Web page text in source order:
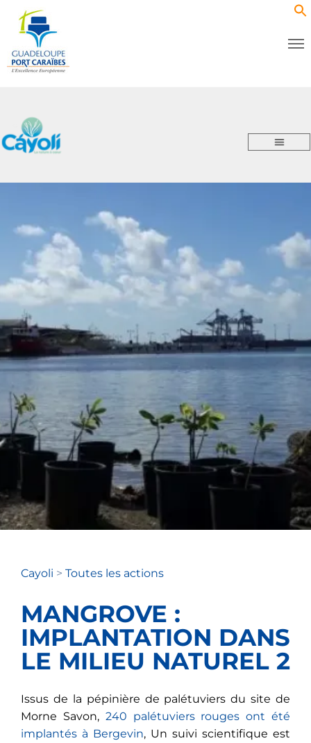
Cayoli > Toutes les actions
MANGROVE :
IMPLANTATION DANS
LE MILIEU NATUREL 2
Issus de la pépinière de palétuviers du site de
Morne Savon, 240 palétuviers rouges ont été
implantés à Bergevin, Un suivi scientifique est